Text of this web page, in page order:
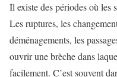
Il existe des périodes où les
Les ruptures, les
déménagements, les
ouvrir une brèche dans
facilement. C’est souvent